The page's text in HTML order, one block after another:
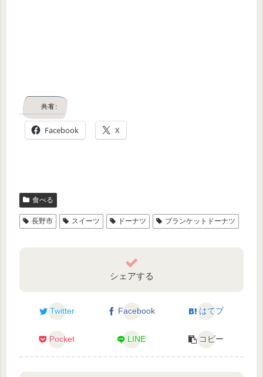
共有:
Facebook X
食べる
長野市 スイーツ ドーナツ ブランケットドーナツ
シェアする
Twitter Facebook はてブ
Pocket LINE コピー